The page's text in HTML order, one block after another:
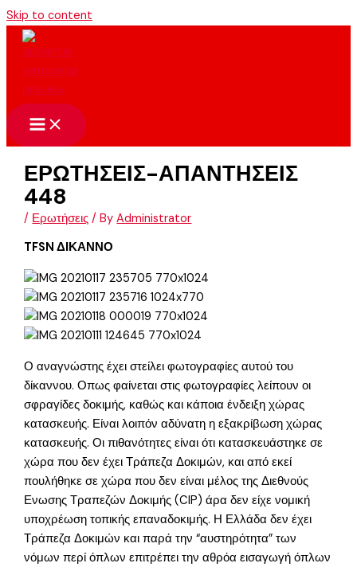
Skip to content
ΕΡΩΤΗΣΕΙΣ-ΑΠΑΝΤΗΣΕΙΣ
448
/ Ερωτήσεις / ByAdministrator
TFSN ΔΙΚΑΝΝΟ
Ο αναγνώστης έχει στείλει φωτογραφίες αυτού του
δίκαννου. Οπως φαίνεται στις φωτογραφίες λείπουν οι
σφραγίδες δοκιμής, καθώς και κάποια ένδειξη χώρας
κατασκευής. Είναι λοιπόν αδύνατη η εξακρίβωση χώρας
κατασκευής. Οι πιθανότητες είναι ότι κατασκευάστηκε σε
χώρα που δεν έχει Τράπεζα Δοκιμών, και από εκεί
πουλήθηκε σε χώρα που δεν είναι μέλος της Διεθνούς
Ενωσης Τραπεζών Δοκιμής (CIP) άρα δεν είχε νομική
υποχρέωση τοπικής επαναδοκιμής. Η Ελλάδα δεν έχει
Τράπεζα Δοκιμών και παρά την “αυστηρότητα” των
νόμων περί όπλων επιτρέπει την αθρόα εισαγωγή όπλων